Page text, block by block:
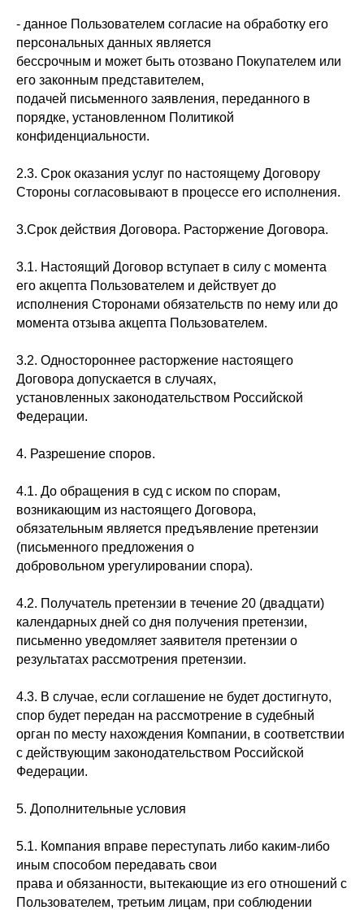
- данное Пользователем согласие на обработку его
персональных данных является
бессрочным и может быть отозвано Покупателем или
его законным представителем,
подачей письменного заявления, переданного в
порядке, установленном Политикой
конфиденциальности.
2.3. Срок оказания услуг по настоящему Договору
Стороны согласовывают в процессе его исполнения.
3.Срок действия Договора. Расторжение Договора.
3.1. Настоящий Договор вступает в силу с момента
его акцепта Пользователем и действует до
исполнения Сторонами обязательств по нему или до
момента отзыва акцепта Пользователем.
3.2. Одностороннее расторжение настоящего
Договора допускается в случаях,
установленных законодательством Российской
Федерации.
4. Разрешение споров.
4.1. До обращения в суд с иском по спорам,
возникающим из настоящего Договора,
обязательным является предъявление претензии
(письменного предложения о
добровольном урегулировании спора).
4.2. Получатель претензии в течение 20 (двадцати)
календарных дней со дня получения претензии,
письменно уведомляет заявителя претензии о
результатах рассмотрения претензии.
4.3. В случае, если соглашение не будет достигнуто,
спор будет передан на рассмотрение в судебный
орган по месту нахождения Компании, в соответствии
с действующим законодательством Российской
Федерации.
5. Дополнительные условия
5.1. Компания вправе переступать либо каким-либо
иным способом передавать свои
права и обязанности, вытекающие из его отношений с
Пользователем, третьим лицам, при соблюдении